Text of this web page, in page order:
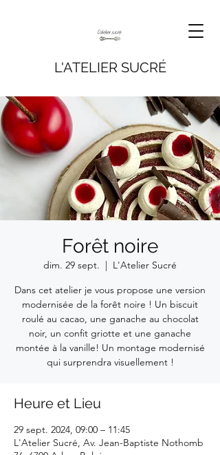
L'ATELIER SUCRÉ
Forêt noire
dim. 29 sept.
  |
L'Atelier Sucré
Dans cet atelier je vous propose une version
modernisée de la forêt noire ! Un biscuit
roulé au cacao, une ganache au chocolat
noir, un confit griotte et une ganache
montée à la vanille! Un montage modernisé
qui surprendra visuellement !
Heure et Lieu
29 sept. 2024, 09:00 – 11:45
L'Atelier Sucré, Av. Jean-Baptiste Nothomb